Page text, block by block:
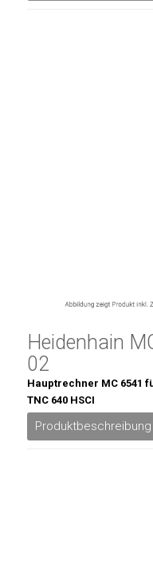
Heidenhain
02
Hauptrechner MC 6541
TNC 640 HSCI
Produktbeschreibung